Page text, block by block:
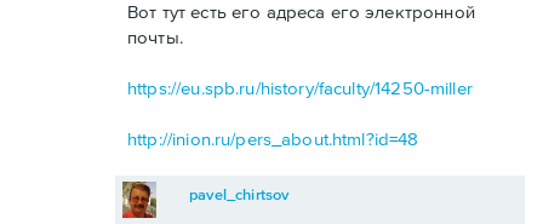
Вот тут есть его адреса его электронной
почты.
https://eu.spb.ru/history/faculty/14250-miller
http://inion.ru/pers_about.html?id=48
pavel_chirtsov